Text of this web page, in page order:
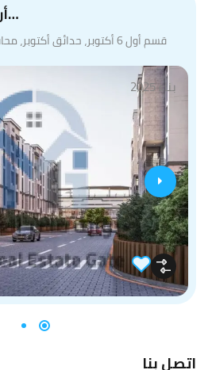
أرضي بجاردن – 135م…
قسم أول 6 أكتوبر، حدائق أكتوبر، محافظة الجيزة 3284051
بناء 2025
اتصل بنا